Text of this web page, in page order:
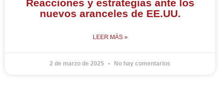
Reacciones y estrategias ante los
nuevos aranceles de EE.UU.
LEER MÁS »
2 de marzo de 2025 No hay comentarios